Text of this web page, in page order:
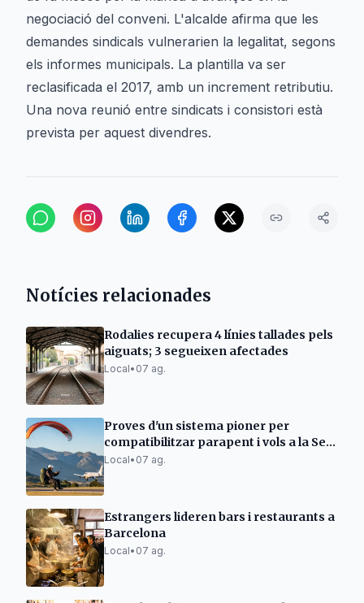
negociació del conveni. L'alcalde afirma que les
demandes sindicals vulnerarien la legalitat, segons
els informes municipals. La plantilla va ser
reclasificada el 2017, amb un increment retributiu.
Una nova reunió entre sindicats i consistori està
prevista per aquest divendres.
Notícies relacionades
Rodalies recupera 4 línies tallades pels
aiguats; 3 segueixen afectades
Local• 07 ag.
Proves d'un sistema pioner per
compatibilitzar parapent i vols a la Seu
d'Urgell
Local• 07 ag.
Estrangers lideren bars i restaurants a
Barcelona
Local• 07 ag.